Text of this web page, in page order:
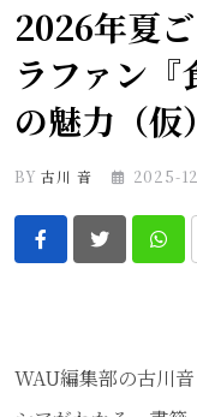
2026年夏
ラファン『
の魅力（仮
BY古川 音 2025-
WAU編集部の古川